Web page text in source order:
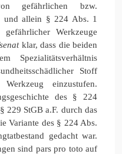
gefährlichen bzw.
und allein § 224 Abs. 1
Werkzeuge
klar, dass die beiden
Spezialitätsverhältnis
Stoff
einzustufen.
des § 224
229 StGB a.F. durch das
Variante des § 224 Abs.
gedacht war.
sind pars pro toto auf